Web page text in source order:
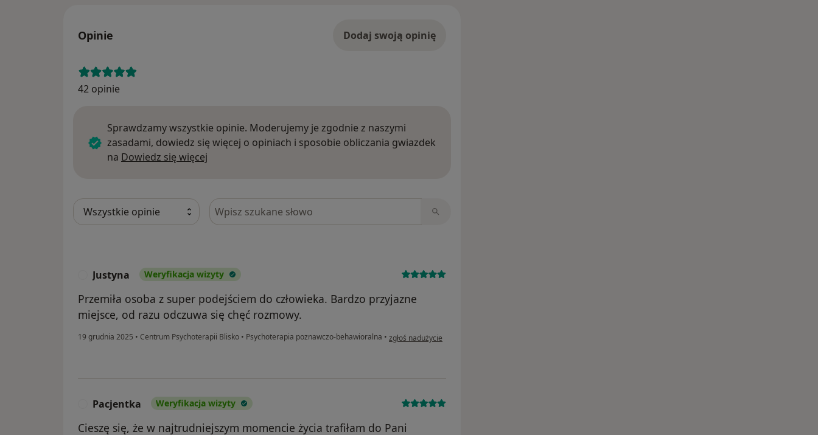
Opinie Dodaj swoją opinię
42 opinie
Sprawdzamy wszystkie opinie. Moderujemy je zgodnie z naszymi
zasadami, dowiedz się więcej o opiniach i sposobie obliczania gwiazdek
na Dowiedz się więcej
Szukaj w opiniach
Justyna Weryfikacja wizyty
Przemiła osoba z super podejściem do człowieka. Bardzo przyjazne
miejsce, od razu odczuwa się chęć rozmowy.
19 grudnia 2025 • Centrum Psychoterapii Blisko • Psychoterapia poznawczo-behawioralna • w opinii użytkownika Justyna
zgłoś nadużycie
Pacjentka Weryfikacja wizyty
Cieszę się, że w najtrudniejszym momencie życia trafiłam do Pani